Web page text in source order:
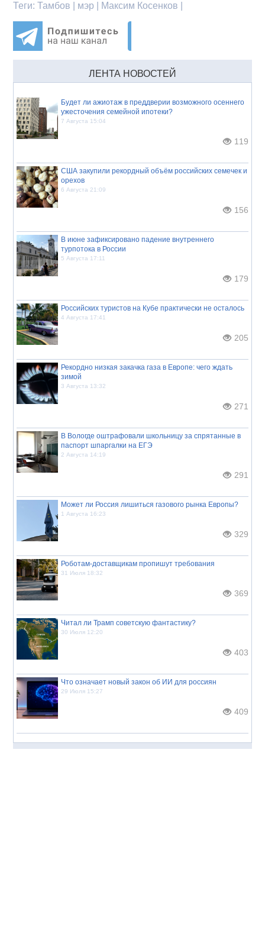
Теги:Тамбов | мэр | Максим Косенков |
ЛЕНТА НОВОСТЕЙ
Будет ли ажиотаж в преддверии возможного осеннего
ужесточения семейной ипотеки?
7 Августа 15:04
119
США закупили рекордный объём российских семечек и
орехов
6 Августа 21:09
156
В июне зафиксировано падение внутреннего
турпотока в России
5 Августа 17:11
179
Российских туристов на Кубе практически не осталось
4 Августа 17:41
205
Рекордно низкая закачка газа в Европе: чего ждать
зимой
3 Августа 13:32
271
В Вологде оштрафовали школьницу за спрятанные в
паспорт шпаргалки на ЕГЭ
2 Августа 14:19
291
Может ли Россия лишиться газового рынка Европы?
1 Августа 16:23
329
Роботам-доставщикам пропишут требования
31 Июля 18:32
369
Читал ли Трамп советскую фантастику?
30 Июля 12:20
403
Что означает новый закон об ИИ для россиян
29 Июля 15:27
409